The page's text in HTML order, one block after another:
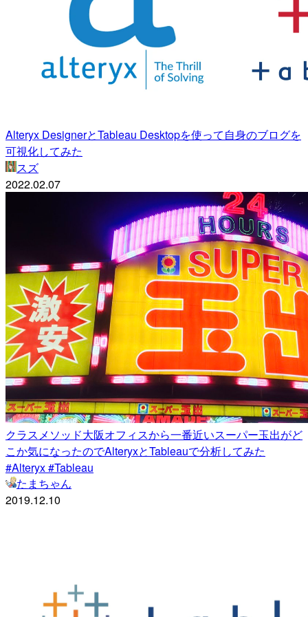
Alteryx DesignerとTableau Desktopを使って自身のブログを
可視化してみた
スズ
2022.02.07
クラスメソッド大阪オフィスから一番近いスーパー玉出がど
こか気になったのでAlteryxとTableauで分析してみた
#Alteryx #Tableau
たまちゃん
2019.12.10